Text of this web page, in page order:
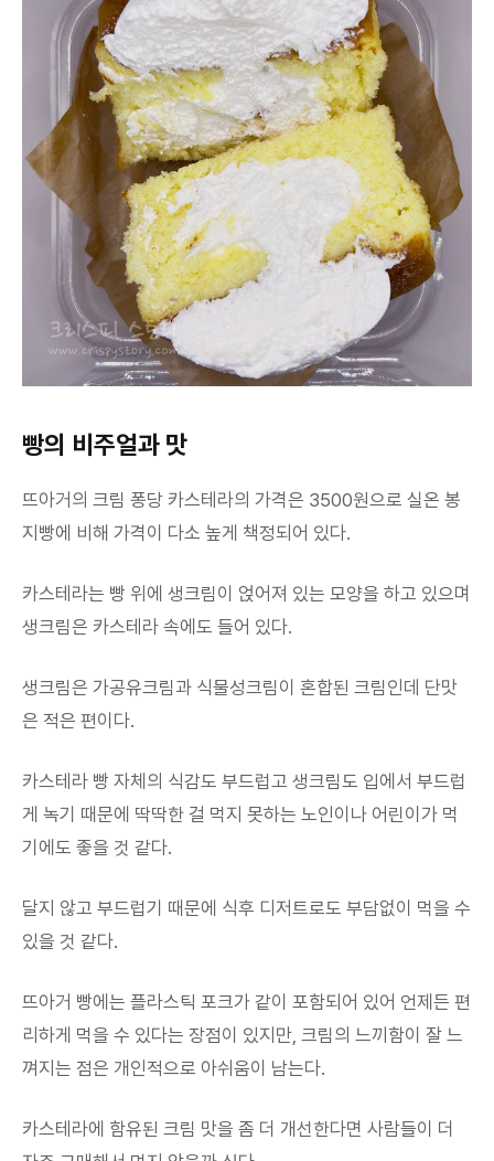
빵의 비주얼과 맛
뜨아거의 크림 퐁당 카스테라의 가격은 3500원으로 실온 봉
지빵에 비해 가격이 다소 높게 책정되어 있다.
카스테라는 빵 위에 생크림이 얹어져 있는 모양을 하고 있으며
생크림은 카스테라 속에도 들어 있다.
생크림은 가공유크림과 식물성크림이 혼합된 크림인데 단맛
은 적은 편이다.
카스테라 빵 자체의 식감도 부드럽고 생크림도 입에서 부드럽
게 녹기 때문에 딱딱한 걸 먹지 못하는 노인이나 어린이가 먹
기에도 좋을 것 같다.
달지 않고 부드럽기 때문에 식후 디저트로도 부담없이 먹을 수
있을 것 같다.
뜨아거 빵에는 플라스틱 포크가 같이 포함되어 있어 언제든 편
리하게 먹을 수 있다는 장점이 있지만, 크림의 느끼함이 잘 느
껴지는 점은 개인적으로 아쉬움이 남는다.
카스테라에 함유된 크림 맛을 좀 더 개선한다면 사람들이 더